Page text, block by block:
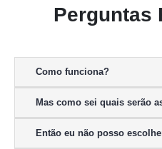
Perguntas
Como funciona?
Mas como sei quais serão
Então eu não posso